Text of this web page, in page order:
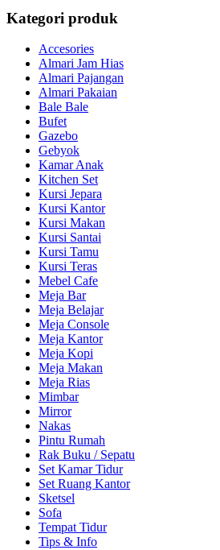
Kategori produk
Accesories
Almari Jam Hias
Almari Pajangan
Almari Pakaian
Bale Bale
Bufet
Gazebo
Gebyok
Kamar Anak
Kitchen Set
Kursi Jepara
Kursi Kantor
Kursi Makan
Kursi Santai
Kursi Tamu
Kursi Teras
Mebel Cafe
Meja Bar
Meja Belajar
Meja Console
Meja Kantor
Meja Kopi
Meja Makan
Meja Rias
Mimbar
Mirror
Nakas
Pintu Rumah
Rak Buku / Sepatu
Set Kamar Tidur
Set Ruang Kantor
Sketsel
Sofa
Tempat Tidur
Tips & Info